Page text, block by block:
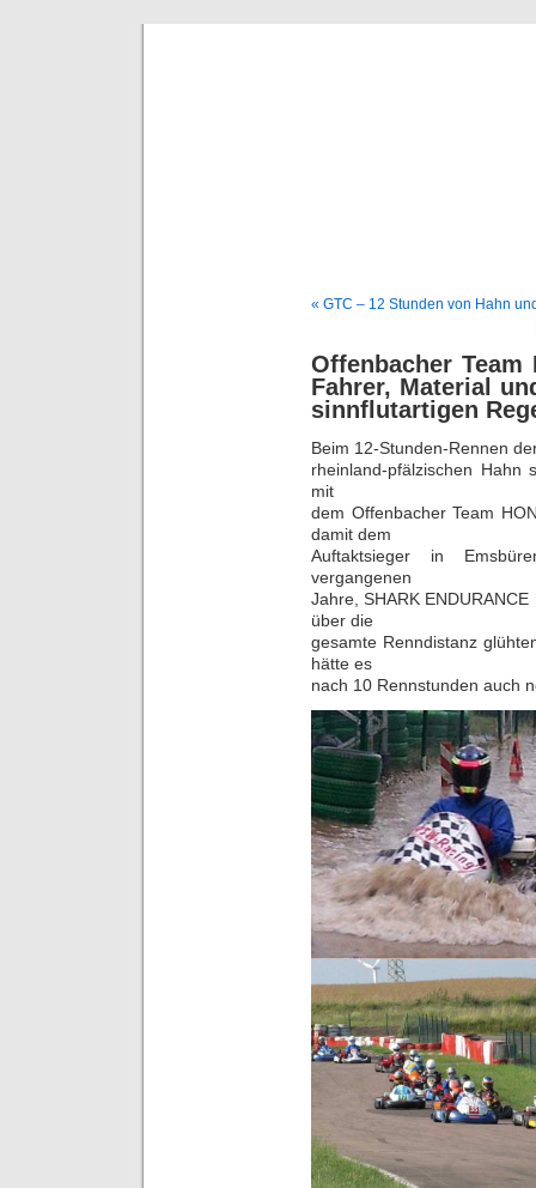
« GTC – 12 Stunden von Hahn
Offenbacher
Fahrer, Material
sinnflutartigen
Beim 12-Stunden-Rennen
rheinland-pfälzischen Hahn
mit
dem Offenbacher Team
damit dem
Auftaktsieger in
vergangenen
Jahre, SHARK
über die
gesamte Renndistanz
hätte es
nach 10 Rennstunden auch